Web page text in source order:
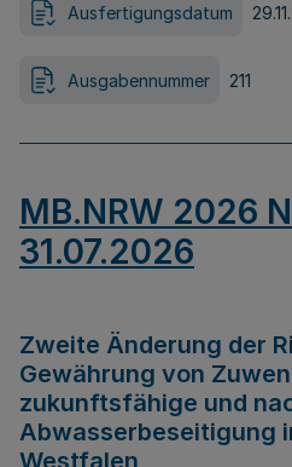
Ausfertigungsdatum
Ausgabennummer 211
MB.NRW 2026
31.07.2026
Zweite Änderung der
Gewährung von
zukunftsfähige und
Abwasserbeseitigung
Westfalen